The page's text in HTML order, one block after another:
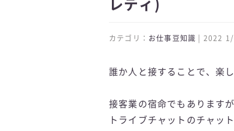
レディ)
カテゴリ： お仕事豆知識 | 2022 1/
誰か人と接することで、楽
接客業の宿命でもあります
トライブチャットのチャッ